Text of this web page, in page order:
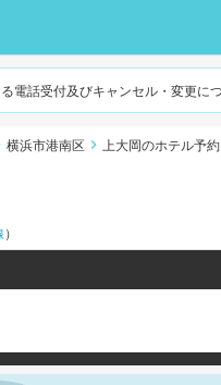
電話受付及びキャンセル・変更に
横浜市港南区 上大岡のホテル予
）